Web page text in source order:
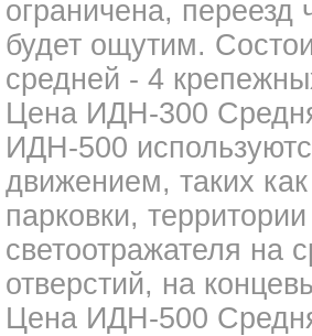
ограничена, переезд
будет ощутим.
средней - 4
Цена ИДН-300
ИДН-500
движением, таких
парковки,
светоотражателя на
отверстий, на
Цена ИДН-500